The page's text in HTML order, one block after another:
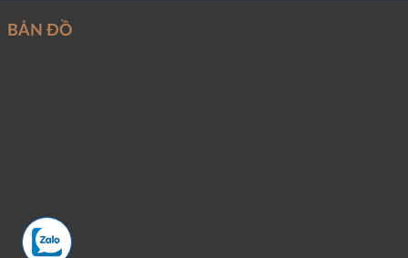
BẢN ĐỒ